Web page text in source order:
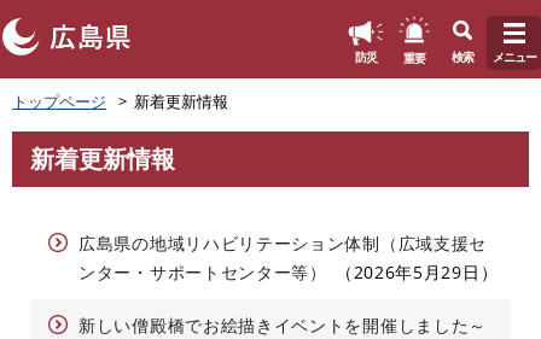
ペ
ー
ジ
先
防災 重要 検索 メニュー
トップページ 新着更新情報
文
新着更新情報
広島県の地域リハビリテーション体制（広域支援セ
ンター・サポートセンター等）
2026年5月29日
新しい僧殿橋でお絵描きイベントを開催しました～